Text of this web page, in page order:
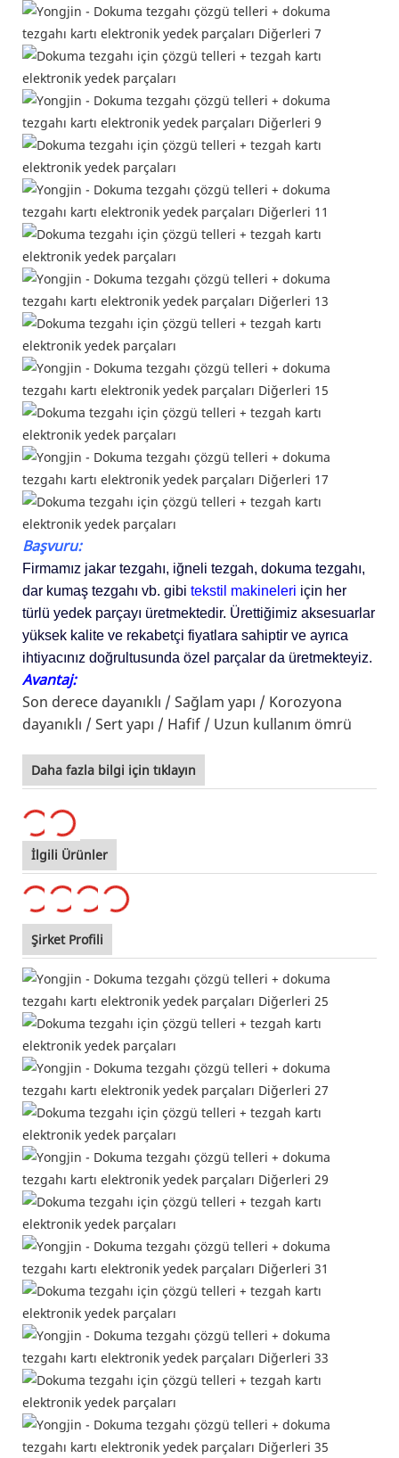
Başvuru:
Firmamız jakar tezgahı, iğneli tezgah, dokuma tezgahı,
dar kumaş tezgahı vb. gibi tekstil makineleri için her
türlü yedek parçayı üretmektedir. Ürettiğimiz aksesuarlar
yüksek kalite ve rekabetçi fiyatlara sahiptir ve ayrıca
ihtiyacınız doğrultusunda özel parçalar da üretmekteyiz.
Avantaj:
Son derece dayanıklı / Sağlam yapı / Korozyona
dayanıklı / Sert yapı / Hafif / Uzun kullanım ömrü
Daha fazla bilgi için tıklayın
İlgili Ürünler
Şirket Profili